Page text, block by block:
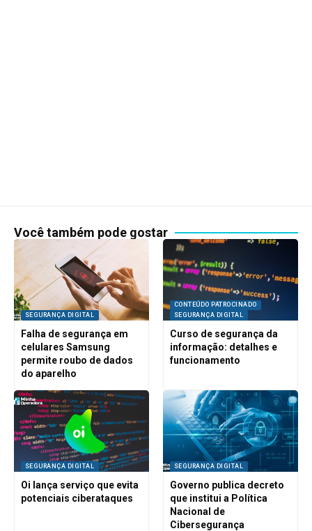
Você também pode gostar
SEGURANÇA DIGITAL
Falha de segurança em
celulares Samsung
permite roubo de dados
do aparelho
CONTEÚDO PATROCINADO
SEGURANÇA DIGITAL
Curso de segurança da
informação: detalhes e
funcionamento
SEGURANÇA DIGITAL
Oi lança serviço que evita
potenciais ciberataques
SEGURANÇA DIGITAL
Governo publica decreto
que institui a Política
Nacional de
Cibersegurança